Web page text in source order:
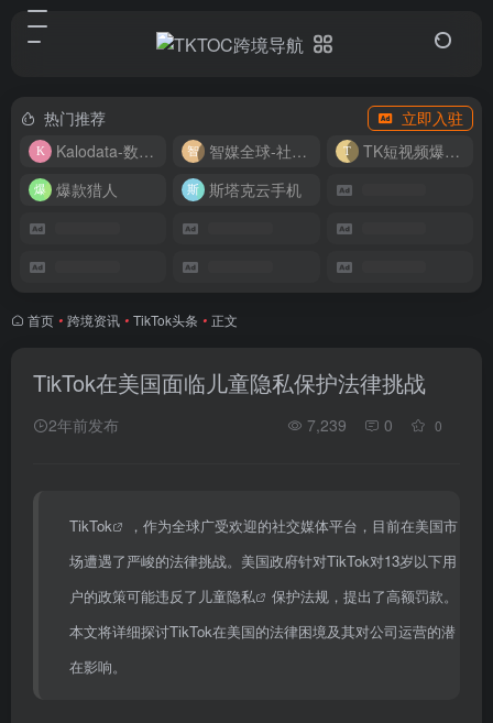
热门推荐
立即入驻
Kalodata-数据分析平台
智媒全球-社媒管理平台
TK短视频爆款复刻
爆款猎人
斯塔克云手机
首页 • 跨境资讯 • TikTok头条 • 正文
TikTok在美国面临儿童隐私保护法律挑战
2年前发布 7,239 0 0
TikTok
，作为全球广受欢迎的社交媒体平台，目前在美国市
场遭遇了严峻的法律挑战。美国政府针对TikTok对13岁以下用
户的政策可能违反了 儿童隐私
保护法规，提出了高额罚款。
本文将详细探讨TikTok在美国的法律困境及其对公司运营的潜
在影响。